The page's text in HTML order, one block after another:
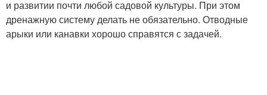
и развитии почти любой садовой культуры. При этом
дренажную систему делать не обязательно. Отводные
арыки или канавки хорошо справятся с задачей.